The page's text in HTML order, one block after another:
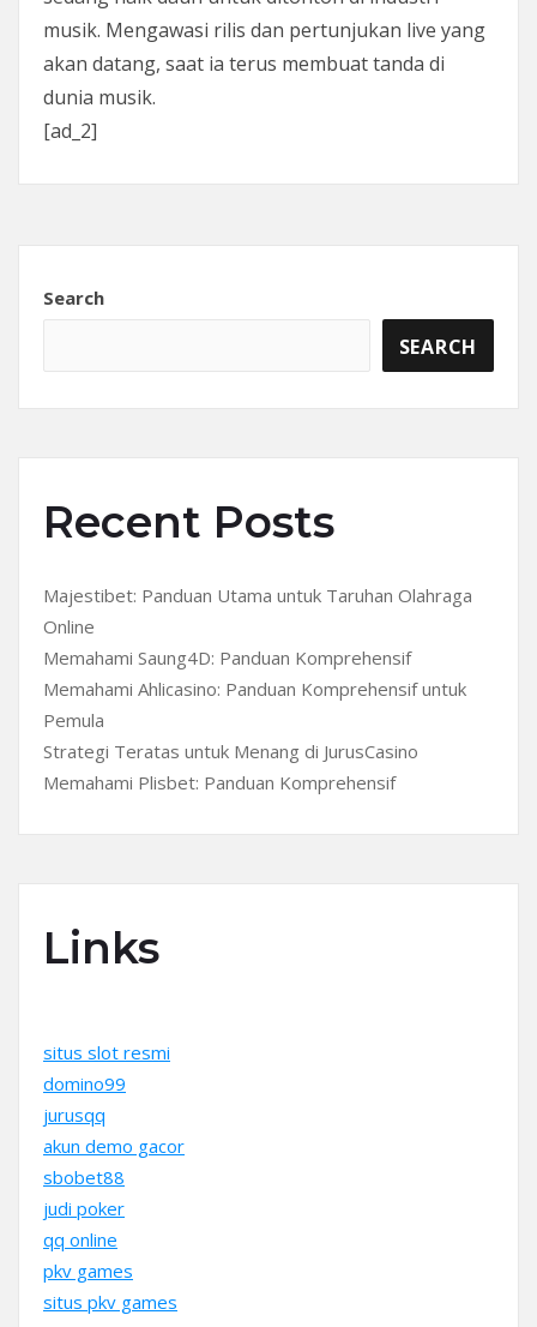
musik. Mengawasi rilis dan pertunjukan live yang
akan datang, saat ia terus membuat tanda di
dunia musik.
[ad_2]
Search
SEARCH
Recent Posts
Majestibet: Panduan Utama untuk Taruhan Olahraga
Online
Memahami Saung4D: Panduan Komprehensif
Memahami Ahlicasino: Panduan Komprehensif untuk
Pemula
Strategi Teratas untuk Menang di JurusCasino
Memahami Plisbet: Panduan Komprehensif
Links
situs slot resmi
domino99
jurusqq
akun demo gacor
sbobet88
judi poker
qq online
pkv games
situs pkv games